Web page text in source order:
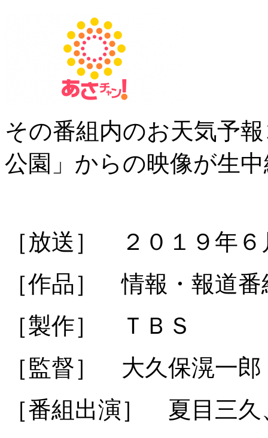
その番組内のお天気予
公園」からの映像が生
［放送］ ２０１９年
［作品］ 情報・報道
［製作］ ＴＢＳ
［監督］ 大久保滉一
［番組出演］ 夏目三